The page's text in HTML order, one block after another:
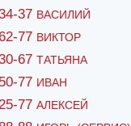
37 ВАСИЛИЙ
77 ВИКТОР
67 ТАТЬЯНА
77 ИВАН
77 АЛЕКСЕЙ